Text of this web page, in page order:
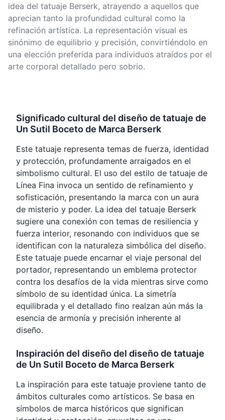
idea del tatuaje Berserk, atrayendo a aquellos que
aprecian tanto la profundidad cultural como la
refinación artística. La representación visual es
sinónimo de equilibrio y precisión, convirtiéndolo en
una elección preferida para individuos atraídos por el
arte corporal detallado pero sobrio.
Significado cultural del diseño de tatuaje de
Un Sutil Boceto de Marca Berserk
Este tatuaje representa temas de fuerza, identidad
y protección, profundamente arraigados en el
simbolismo cultural. El uso del estilo de tatuaje de
Línea Fina invoca un sentido de refinamiento y
sofisticación, presentando la marca con un aura
de misterio y poder. La idea del tatuaje Berserk
sugiere una conexión con temas de resiliencia y
fuerza interior, resonando con individuos que se
identifican con la naturaleza simbólica del diseño.
Este tatuaje puede encarnar el viaje personal del
portador, representando un emblema protector
contra los desafíos de la vida mientras sirve como
símbolo de su identidad única. La simetría
equilibrada y el detallado fino realzan aún más la
esencia de armonía y precisión inherente al
diseño.
Inspiración del diseño del diseño de tatuaje
de Un Sutil Boceto de Marca Berserk
La inspiración para este tatuaje proviene tanto de
ámbitos culturales como artísticos. Se basa en
símbolos de marca históricos que significan